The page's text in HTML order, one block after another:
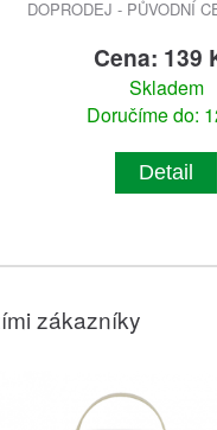
DOPRODEJ - PŮVODNÍ
Cena: 139
Skladem
Doručíme do:
Detail
zákazníky